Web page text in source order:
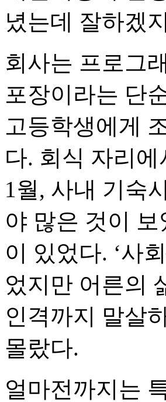
녔는데 잘하겠
회사는 프로그
포장이라는 단
고등학생에게
다. 회식 자리
1월, 사내 기숙
야 많은 것이
이 있었다. ‘사
었지만 어른의
인격까지 말살
몰랐다.
얼마전까지는